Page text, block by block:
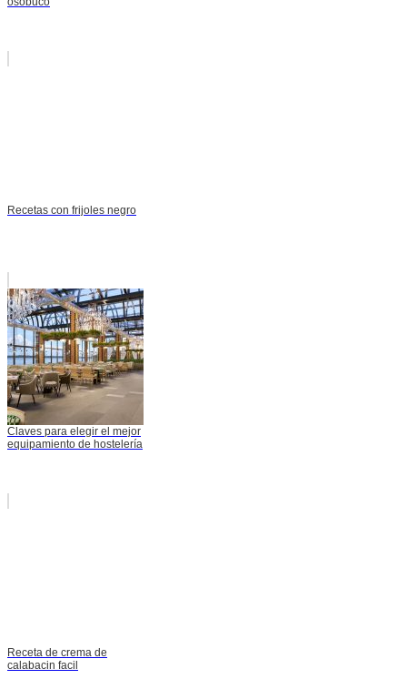
Recetas con frijoles negro
Claves para elegir el mejor
equipamiento de hostelería
Receta de crema de
calabacin facil